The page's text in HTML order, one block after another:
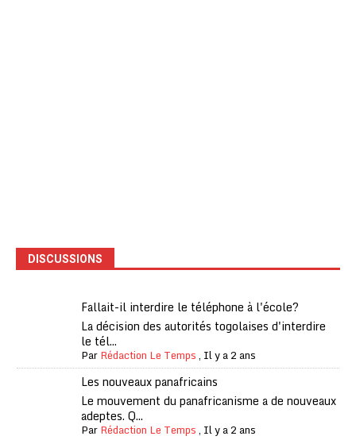
DISCUSSIONS
Fallait-il interdire le téléphone à l'école?
La décision des autorités togolaises d'interdire
le tél...
ParRédaction Le Temps, Il y a 2 ans
Les nouveaux panafricains
Le mouvement du panafricanisme a de nouveaux
adeptes. Q...
ParRédaction Le Temps, Il y a 2 ans